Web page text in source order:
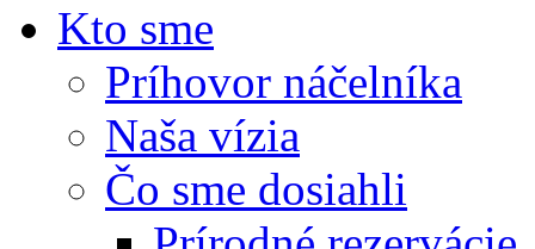
Kto sme
Príhovor náčelníka
Naša vízia
Čo sme dosiahli